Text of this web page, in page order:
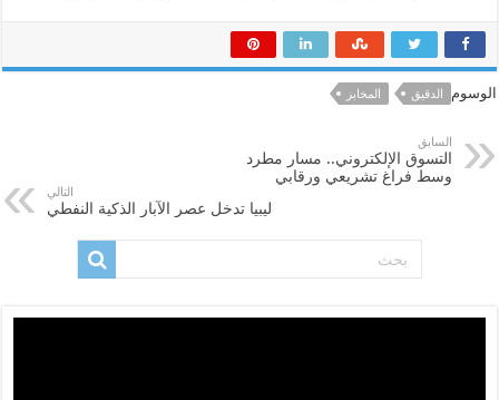
الوسوم الدقيق المخابز
السابق
التسوق الإلكتروني.. مسار مطرد
وسط فراغ تشريعي ورقابي
التالي
ليبيا تدخل عصر الآبار الذكية النفطي